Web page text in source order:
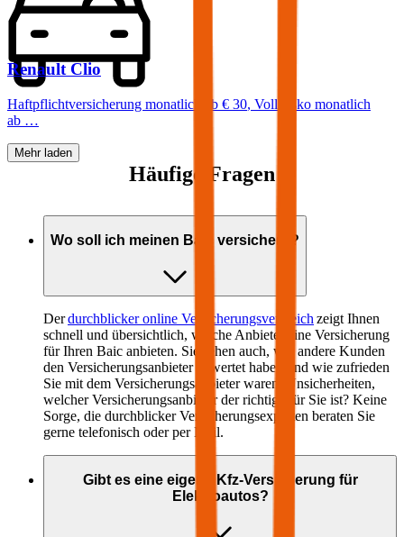
Renault Clio
Haftpflichtversicherung monatlich ab € 30, Vollkasko monatlich
ab …
Mehr laden
Häufige Fragen
Wo soll ich meinen Baic versichern?
Derdurchblicker online Versicherungsvergleich zeigt Ihnen
schnell und übersichtlich, welche Anbieter eine Versicherung
für Ihren Baic anbieten. Sie sehen auch, wie andere Kunden
den Versicherungsanbieter bewertet haben und wie zufrieden
Sie mit dem Versicherungsanbieter waren. Unsicherheiten,
welcher Versicherungsanbieter der richtige für Sie ist? Keine
Sorge, die durchblicker Versicherungsexperten beraten Sie
gerne telefonisch oder per Mail.
Gibt es eine eigene Kfz-Versicherung für
Elektroautos?